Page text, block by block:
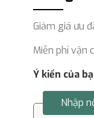
Giảm giá ưu
Miễn phí vận
Ý kiến của
Nhập